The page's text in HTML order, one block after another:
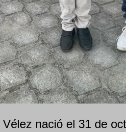
Vélez nació el 31 de